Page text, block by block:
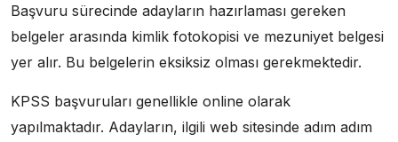
Başvuru sürecinde adayların hazırlaması gereken
belgeler arasında kimlik fotokopisi ve mezuniyet belgesi
yer alır. Bu belgelerin eksiksiz olması gerekmektedir.
KPSS başvuruları genellikle online olarak
yapılmaktadır. Adayların, ilgili web sitesinde adım adım